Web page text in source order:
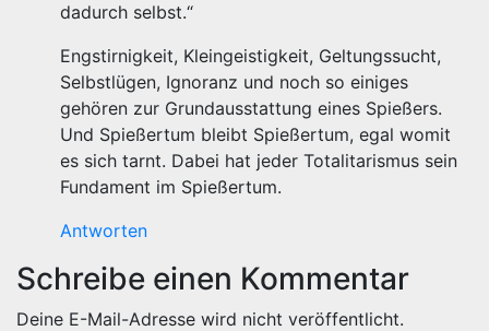
dadurch selbst.“
Engstirnigkeit, Kleingeistigkeit, Geltungssucht,
Selbstlügen, Ignoranz und noch so einiges
gehören zur Grundausstattung eines Spießers.
Und Spießertum bleibt Spießertum, egal womit
es sich tarnt. Dabei hat jeder Totalitarismus sein
Fundament im Spießertum.
Antworten
Schreibe einen Kommentar
Deine E-Mail-Adresse wird nicht veröffentlicht.